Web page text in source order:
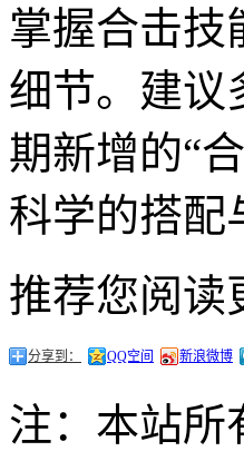
掌握合击技
细节。建议
期新增的“
科学的搭配
推荐您阅读
分享到： QQ空间 新浪微博
注：本站所